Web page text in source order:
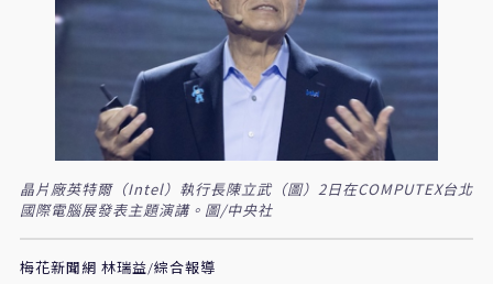
晶片廠英特爾（Intel）執行長陳立武（圖）2日在COMPUTEX台北
國際電腦展發表主題演講。圖/中央社
梅花新聞網 林瑞益/綜合報導